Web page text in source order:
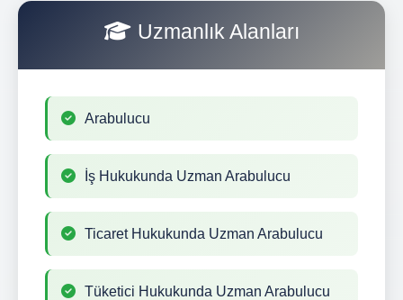
Uzmanlık Alanları
Arabulucu
İş Hukukunda Uzman Arabulucu
Ticaret Hukukunda Uzman Arabulucu
Tüketici Hukukunda Uzman Arabulucu